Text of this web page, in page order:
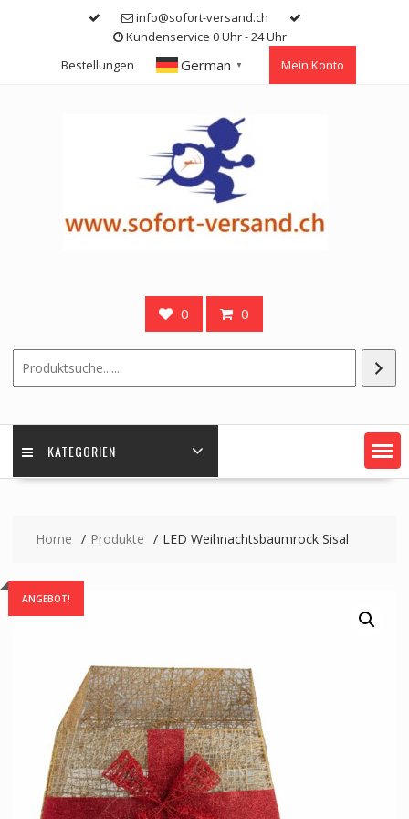
info@sofort-versand.ch
Kundenservice 0 Uhr - 24 Uhr
Bestellungen
German ▼ Mein Konto
0 0
KATEGORIEN
Home Produkte LED Weihnachtsbaumrock Sisal
ANGEBOT!